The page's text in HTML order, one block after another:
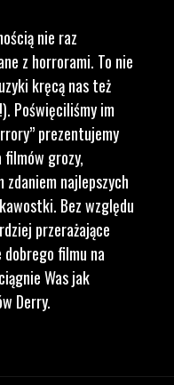
nie raz
z horrorami. To nie
kręcą nas też
Poświęciliśmy im
prezentujemy
grozy,
najlepszych
Bez względu
przerażające
filmu na
Was jak
Derry.